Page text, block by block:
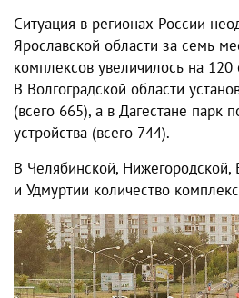
Ситуация в регионах России
Ярославской области за семь
комплексов увеличилось на 120
В Волгоградской области
(всего 665), а в Дагестане парк
устройства (всего 744).
В Челябинской, Нижегородской,
и Удмуртии количество